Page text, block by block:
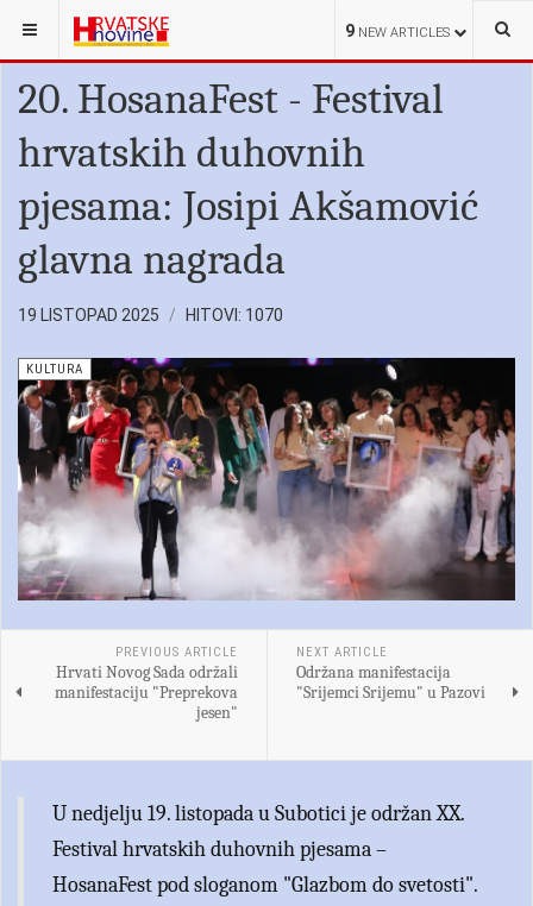
9 NEW ARTICLES
NALAZITE SE OVDJE: KULTURA
20. HosanaFest - Festival
hrvatskih duhovnih
pjesama: Josipi Akšamović
glavna nagrada
19 LISTOPAD 2025 HITOVI: 1070
KULTURA
PREVIOUS ARTICLE
Hrvati Novog Sada održali
manifestaciju "Preprekova
jesen"
NEXT ARTICLE
Održana manifestacija
"Srijemci Srijemu" u Pazovi
U nedjelju 19. listopada u Subotici je održan XX.
Festival hrvatskih duhovnih pjesama –
HosanaFest pod sloganom "Glazbom do svetosti".